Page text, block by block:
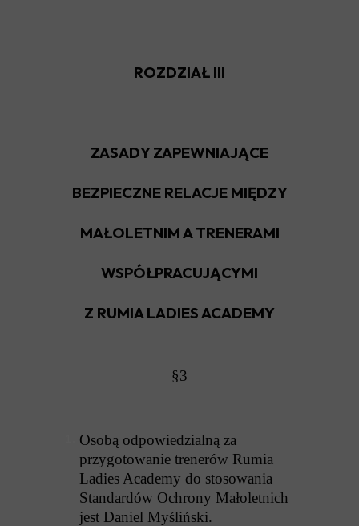
ROZDZIAŁ III
ZASADY ZAPEWNIAJĄCE
BEZPIECZNE RELACJE MIĘDZY
MAŁOLETNIM A TRENERAMI
WSPÓŁPRACUJĄCYMI
Z RUMIA LADIES ACADEMY
§3
Osobą odpowiedzialną za
przygotowanie trenerów Rumia
Ladies Academy do stosowania
Standardów Ochrony Małoletnich
jest Daniel Myśliński.